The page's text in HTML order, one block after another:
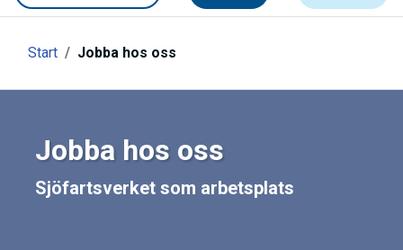
Start Jobba hos oss
Jobba hos oss
Sjöfartsverket som arbetsplats